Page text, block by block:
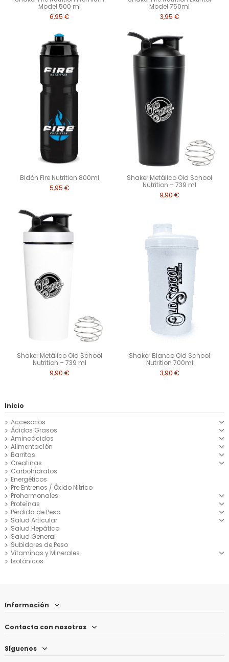
Model 500 ml
6,95 €
Model 750ml
3,95 €
Bidón Fire Nutrition 800ml
5,95 €
Shaker Metálico Old School
Nutrition – 739 ml
9,90 €
Shaker Metálico Old School
Nutrition – 739 ml
9,90 €
Shaker Blanco Old School
Nutrition 700ml
3,90 €
Inicio
Accesorios
Ácidos Grasos
Aminoácidos
Alimentación
Barritas
Creatinas
Carbohidratos
Energéticos
Pre Entrenos / Óxido Nitrico
Prohormonales
Proteínas
Pérdida de Peso
Salud Articular
Salud Hepática
Salud General
Subidores de Peso
Vitaminas y Minerales
Isotónicos
Información
Contacta con nosotros
Síguenos